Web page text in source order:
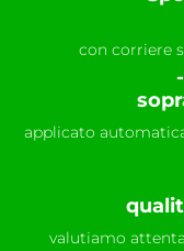
con corriere
applicato
valutiamo